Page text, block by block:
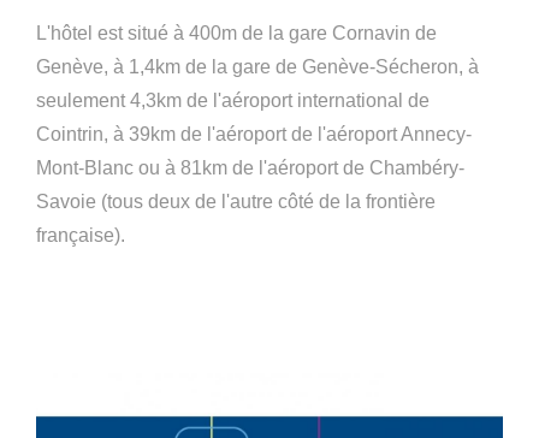
L'hôtel est situé à 400m de la gare Cornavin de
Genève, à 1,4km de la gare de Genève-Sécheron, à
seulement 4,3km de l'aéroport international de
Cointrin, à 39km de l'aéroport de l'aéroport Annecy-
Mont-Blanc ou à 81km de l'aéroport de Chambéry-
Savoie (tous deux de l'autre côté de la frontière
française).